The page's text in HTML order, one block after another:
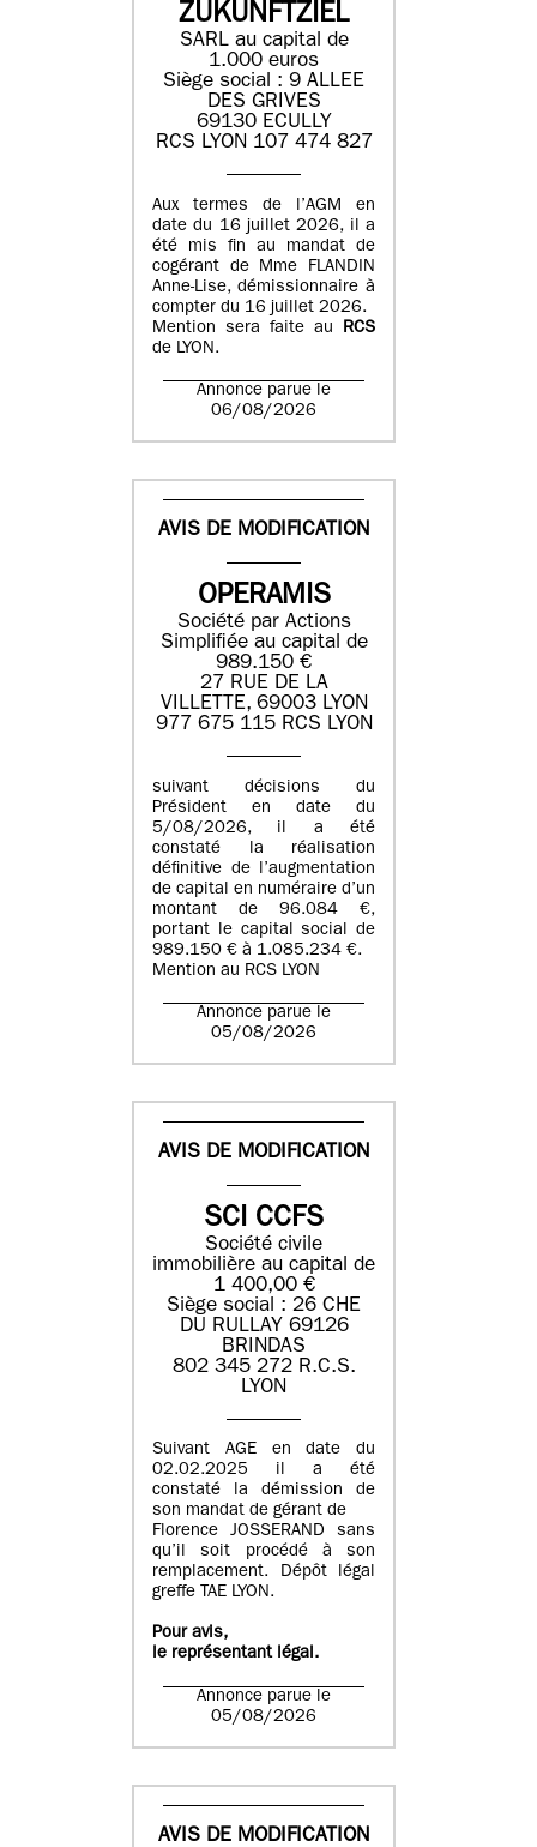
ZUKUNFTZIEL
SARL au capital de
1.000 euros
Siège social : 9 ALLEE
DES GRIVES
69130 ECULLY
RCS LYON 107 474 827
Aux termes de l’AGM en
date du 16 juillet 2026, il a
été mis fin au mandat de
cogérant de Mme FLANDIN
Anne-Lise, démissionnaire à
compter du 16 juillet 2026.
Mention sera faite au RCS
de LYON.
Annonce parue le
06/08/2026
AVIS DE MODIFICATION
OPERAMIS
Société par Actions
Simplifiée au capital de
989.150 €
27 RUE DE LA
VILLETTE, 69003 LYON
977 675 115 RCS LYON
suivant décisions du
Président en date du
5/08/2026, il a été
constaté la réalisation
définitive de l’augmentation
de capital en numéraire d’un
montant de 96.084 €,
portant le capital social de
989.150 € à 1.085.234 €.
Mention au RCS LYON
Annonce parue le
05/08/2026
AVIS DE MODIFICATION
SCI CCFS
Société civile
immobilière au capital de
1 400,00 €
Siège social : 26 CHE
DU RULLAY 69126
BRINDAS
802 345 272 R.C.S.
LYON
Suivant AGE en date du
02.02.2025 il a été
constaté la démission de
son mandat de gérant de
Florence JOSSERAND sans
qu’il soit procédé à son
remplacement. Dépôt légal
greffe TAE LYON.
Pour avis,
le représentant légal.
Annonce parue le
05/08/2026
AVIS DE MODIFICATION